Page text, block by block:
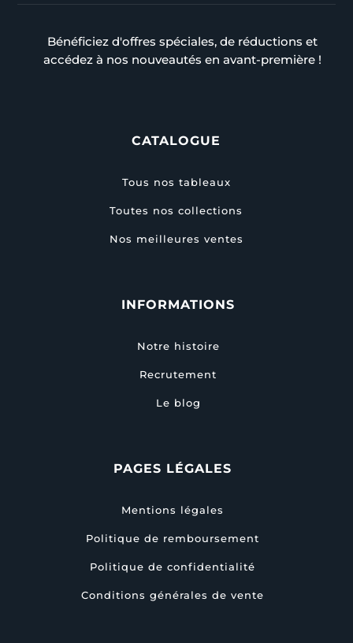
Bénéficiez d'offres spéciales, de réductions et
accédez à nos nouveautés en avant-première !
CATALOGUE
Tous nos tableaux
Toutes nos collections
Nos meilleures ventes
INFORMATIONS
Notre histoire
Recrutement
Le blog
PAGES LÉGALES
Mentions légales
Politique de remboursement
Politique de confidentialité
Conditions générales de vente